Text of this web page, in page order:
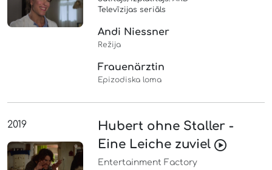
Televīzijas seriāls
Andi Niessner
Režija
Frauenärztin
Epizodiska loma
2019
Hubert ohne Staller -
Eine Leiche zuviel
Entertainment Factory